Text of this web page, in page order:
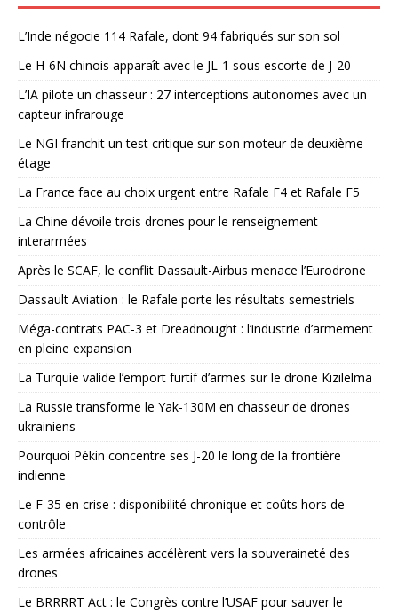
L’Inde négocie 114 Rafale, dont 94 fabriqués sur son sol
Le H-6N chinois apparaît avec le JL-1 sous escorte de J-20
L’IA pilote un chasseur : 27 interceptions autonomes avec un
capteur infrarouge
Le NGI franchit un test critique sur son moteur de deuxième
étage
La France face au choix urgent entre Rafale F4 et Rafale F5
La Chine dévoile trois drones pour le renseignement
interarmées
Après le SCAF, le conflit Dassault-Airbus menace l’Eurodrone
Dassault Aviation : le Rafale porte les résultats semestriels
Méga-contrats PAC-3 et Dreadnought : l’industrie d’armement
en pleine expansion
La Turquie valide l’emport furtif d’armes sur le drone Kızılelma
La Russie transforme le Yak-130M en chasseur de drones
ukrainiens
Pourquoi Pékin concentre ses J-20 le long de la frontière
indienne
Le F-35 en crise : disponibilité chronique et coûts hors de
contrôle
Les armées africaines accélèrent vers la souveraineté des
drones
Le BRRRRT Act : le Congrès contre l’USAF pour sauver le